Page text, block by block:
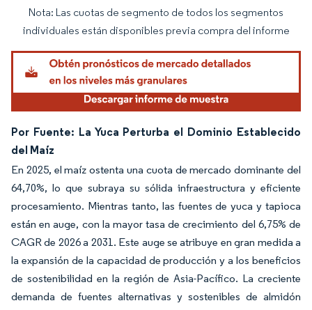
Imagen © Mordor Intelligence. El uso requiere atribución según CC BY 4.0.
Nota: Las cuotas de segmento de todos los segmentos
individuales están disponibles previa compra del informe
Por Fuente: La Yuca Perturba el Dominio Establecido
del Maíz
En 2025, el maíz ostenta una cuota de mercado dominante del
64,70%, lo que subraya su sólida infraestructura y eficiente
procesamiento. Mientras tanto, las fuentes de yuca y tapioca
están en auge, con la mayor tasa de crecimiento del 6,75% de
CAGR de 2026 a 2031. Este auge se atribuye en gran medida a
la expansión de la capacidad de producción y a los beneficios
de sostenibilidad en la región de Asia-Pacífico. La creciente
demanda de fuentes alternativas y sostenibles de almidón